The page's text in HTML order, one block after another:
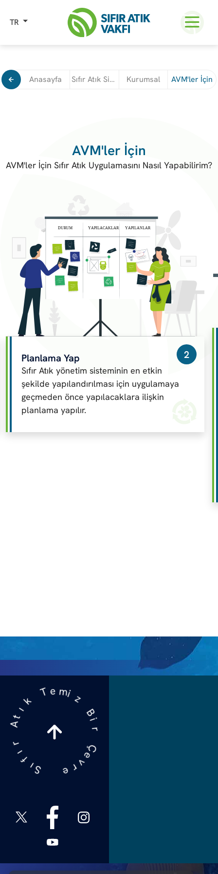
TR
Anasayfa Sıfır Atık Sistem Kurulumu Kurumsal AVM'ler İçin
AVM'ler İçin
AVM'ler İçin Sıfır Atık Uygulamasını Nasıl Yapabilirim?
Planlama Yap
Sıfır Atık yönetim sisteminin en etkin
şekilde yapılandırılması için uygulamaya
geçmeden önce yapılacaklara ilişkin
planlama yapılır.
2
S
ı
f
ı
r
A
t
ı
k
Temiz
B
i
Ç
e
v
r
e